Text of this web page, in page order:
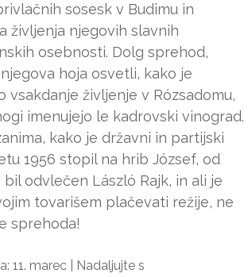
sosesk v Budimu in
življenja njegovih slavnih
osebnosti. Dolg sprehod,
hoja osvetli, kako je
vsakdanje življenje v Rózsadomu,
imenujejo le kadrovski vinograd.
kako je državni in partijski
1956 stopil na hrib József, od
bil odvlečen László Rajk, in ali je
tovarišem plačevati režije, ne
sprehoda!
11. marec | Nadaljujte s